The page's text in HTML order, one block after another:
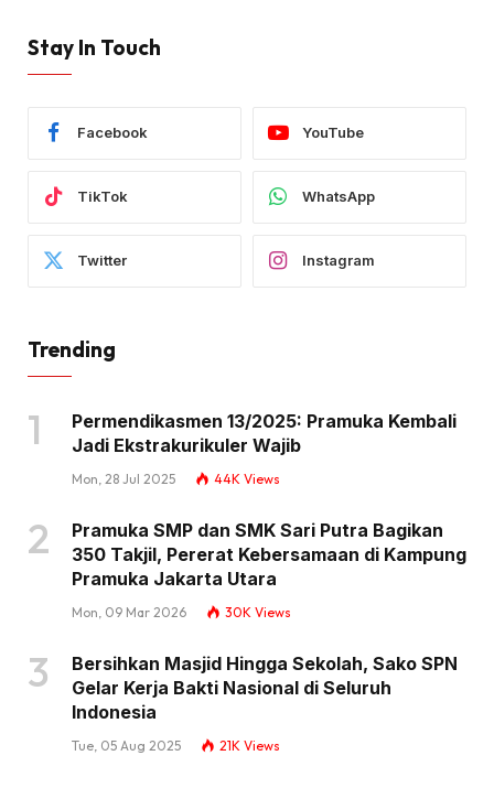
Stay In Touch
Facebook YouTube
TikTok WhatsApp
Twitter Instagram
Trending
Permendikasmen 13/2025: Pramuka Kembali
Jadi Ekstrakurikuler Wajib
Mon, 28 Jul 2025 44K Views
Pramuka SMP dan SMK Sari Putra Bagikan
350 Takjil, Pererat Kebersamaan di Kampung
Pramuka Jakarta Utara
Mon, 09 Mar 2026 30K Views
Bersihkan Masjid Hingga Sekolah, Sako SPN
Gelar Kerja Bakti Nasional di Seluruh
Indonesia
Tue, 05 Aug 2025 21K Views